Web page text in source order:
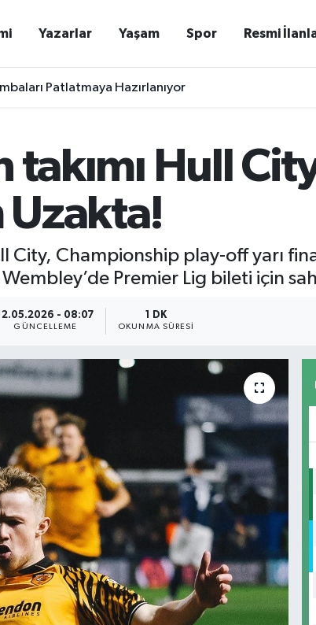
Yazarlar Yaşam Spor Resmi
Patlatmaya Hazırlanıyor
takımı Hull
Uzakta!
City, Championship play-off yarı
Premier Lig bileti için
12.05.2026 - 08:07
GÜNCELLEME
1 DK
OKUNMA SÜRESI